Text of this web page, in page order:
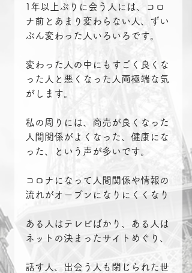
1年以上ぶりに会う人には、コロ
ナ前とあまり変わらない人、ずい
ぶん変わった人いろいろです。
変わった人の中にもすごく良くな
った人と悪くなった人両極端な気
がします。
私の周りには、商売が良くなった
人間関係がよくなった、健康にな
った、という声が多いです。
コロナになって人間関係や情報の
流れがオープンになりにくくなり
ある人はテレビばかり、ある人は
ネットの決まったサイトめぐり、
話す人、出会う人も閉じられた世